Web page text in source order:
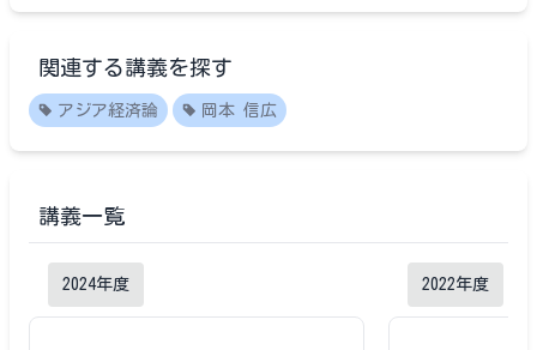
関連する講義を探す
アジア経済論 岡本 信広
講義一覧
2024年度 2022年度